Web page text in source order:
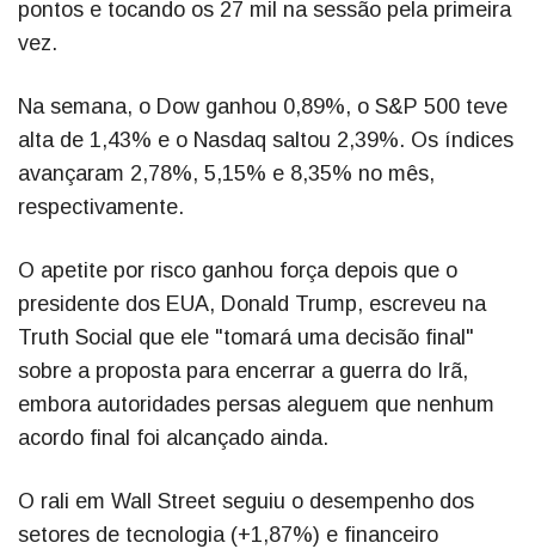
pontos e tocando os 27 mil na sessão pela primeira
vez.
Na semana, o Dow ganhou 0,89%, o S&P 500 teve
alta de 1,43% e o Nasdaq saltou 2,39%. Os índices
avançaram 2,78%, 5,15% e 8,35% no mês,
respectivamente.
O apetite por risco ganhou força depois que o
presidente dos EUA, Donald Trump, escreveu na
Truth Social que ele "tomará uma decisão final"
sobre a proposta para encerrar a guerra do Irã,
embora autoridades persas aleguem que nenhum
acordo final foi alcançado ainda.
O rali em Wall Street seguiu o desempenho dos
setores de tecnologia (+1,87%) e financeiro